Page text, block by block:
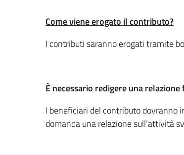
Come viene erogato il contributo?
I contributi saranno erogati tramite
È necessario redigere una relazione
I beneficiari del contributo dovranno
domanda una relazione sull’attività